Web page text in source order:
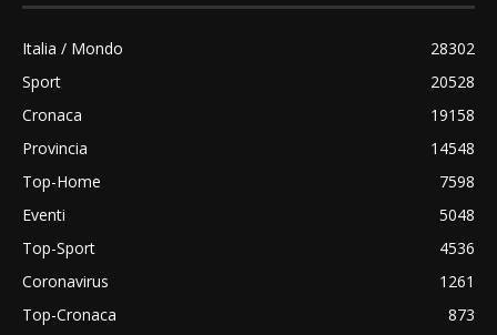
Italia / Mondo
28302
Sport
20528
Cronaca
19158
Provincia
14548
Top-Home
7598
Eventi
5048
Top-Sport
4536
Coronavirus
1261
Top-Cronaca
873